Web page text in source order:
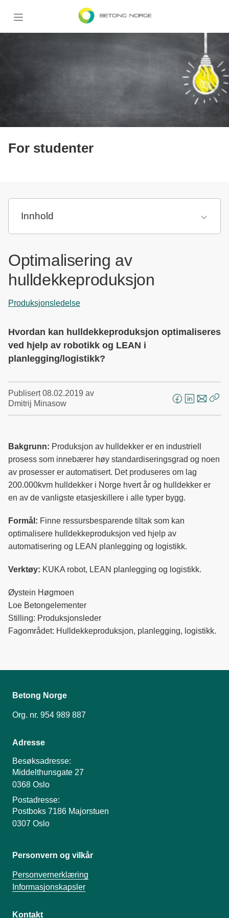
For studenter
Oppgaveforslag
Innhold
Optimalisering av
hulldekkeproduksjon
Produksjonsledelse
Hvordan kan hulldekkeproduksjon optimaliseres
ved hjelp av robotikk og LEAN i
planlegging/logistikk?
Publisert08.02.2019 av
Dmitrij Minasow
F
a
o
o
k
L
i
n
E
-
t
Bakgrunn: Produksjon av hulldekker er en industriell
prosess som innebærer høy standardiseringsgrad og noen
av prosesser er automatisert. Det produseres om lag
200.000kvm hulldekker i Norge hvert år og hulldekker er
en av de vanligste etasjeskillere i alle typer bygg.
Formål: Finne ressursbesparende tiltak som kan
optimalisere hulldekkeproduksjon ved hjelp av
automatisering og LEAN planlegging og logistikk.
Verktøy: KUKA robot, LEAN planlegging og logistikk.
Øystein Høgmoen
Loe Betongelementer
Stilling: Produksjonsleder
Fagområdet: Hulldekkeproduksjon, planlegging, logistikk.
Betong Norge
Org. nr. 954 989 887
Adresse
Besøksadresse:
Middelthunsgate 27
0368 Oslo
Postadresse:
Postboks 7186 Majorstuen
0307 Oslo
Personvern og vilkår
Personvernerklæring
Informasjonskapsler
Kontakt